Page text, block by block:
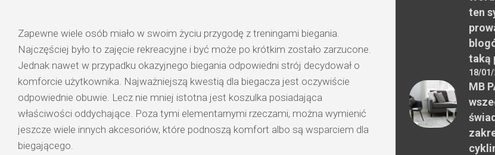
Zapewne wiele osób miało w swoim życiu przygodę z treningami biegania.
Najczęściej było to zajęcie rekreacyjne i być może po krótkim zostało zarzucone.
Jednak nawet w przypadku okazyjnego biegania odpowiedni strój decydował o
komforcie użytkownika. Najważniejszą kwestią dla biegacza jest oczywiście
odpowiednie obuwie. Lecz nie mniej istotna jest koszulka posiadająca
właściwości oddychające. Poza tymi elementarnymi rzeczami, można wymienić
jeszcze wiele innych akcesoriów, które podnoszą komfort albo są wsparciem dla
biegającego.
ten
taką
18/01/
MB